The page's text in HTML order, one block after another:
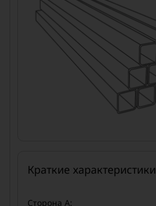
Краткие характеристики
Сторона А: